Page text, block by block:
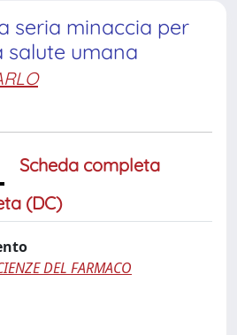
seria minaccia per
salute umana
Scheda completa
(DC)
DEL FARMACO